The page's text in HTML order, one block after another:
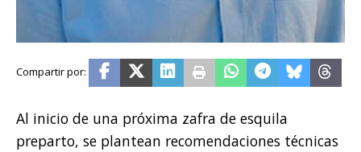
Al inicio de una próxima zafra de esquila
preparto, se plantean recomendaciones técnicas